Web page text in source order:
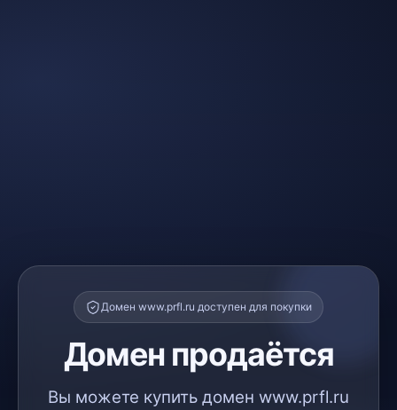
Домен www.prfl.ru доступен для покупки
Домен продаётся
Вы можете купить домен www.prfl.ru